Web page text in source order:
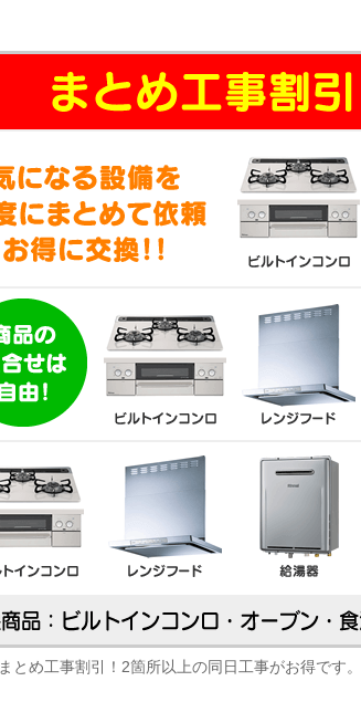
まとめ工事割引！2箇所以上の同日工事がお得です。